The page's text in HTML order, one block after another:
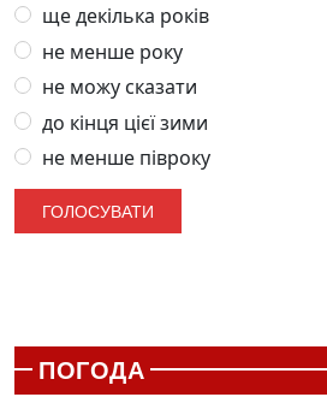
ще декілька років
не менше року
не можу сказати
до кінця цієї зими
не менше півроку
ПОГОДА